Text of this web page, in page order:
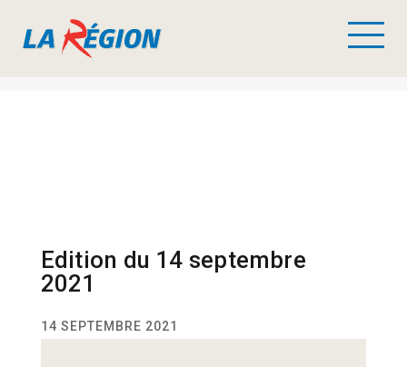
Edition du 14 septembre
2021
14 SEPTEMBRE 2021